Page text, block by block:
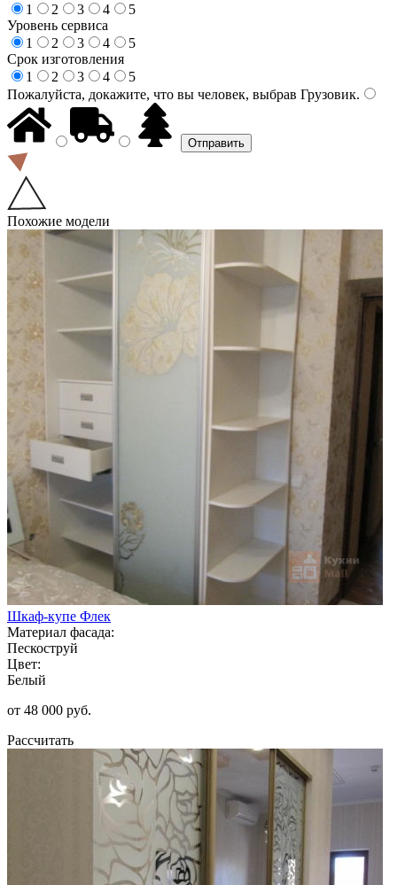
1
2 3 4
5
Уровень сервиса
1
2 3 4
5
Срок изготовления
1
2 3 4
5
Пожалуйста, докажите, что вы человек, выбрав Грузовик.
Похожие модели
Шкаф-купе Флек
Материал фасада:
Пескоструй
Цвет:
Белый
от 48 000 руб.
Рассчитать